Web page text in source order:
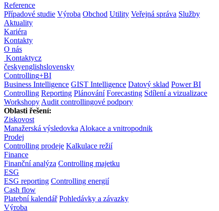
Reference
Případové studie Výroba Obchod Utility Veřejná správa Služby
Aktuality
Kariéra
Kontakty
O nás
Kontaktycz
českyenglishslovensky
Controlling+BI
Business Intelligence GIST Intelligence Datový sklad Power BI
Controlling Reporting Plánování Forecasting Sdílení a vizualizace
Workshopy Audit controllingové podpory
Oblasti řešení:
Ziskovost
Manažerská výsledovka Alokace a vnitropodnik
Prodej
Controlling prodeje Kalkulace režií
Finance
Finanční analýza Controlling majetku
ESG
ESG reporting Controlling energií
Cash flow
Platební kalendář Pohledávky a závazky
Výroba